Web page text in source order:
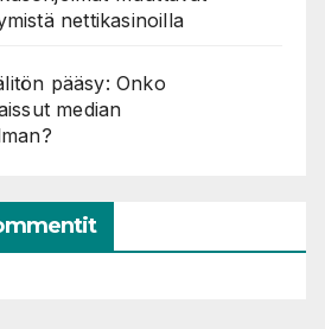
nettikasinoilla
pääsy: Onko
median